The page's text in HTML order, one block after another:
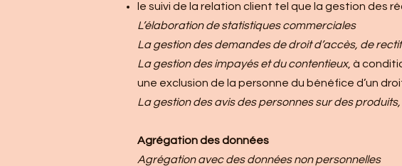
le suivi de la relation client tel que la gestion des
L’élaboration de statistiques commerciales
La gestion des demandes de droit d’accès, de
La gestion des impayés et du contentieux, à
une exclusion de la personne du bénéfice d’un
La gestion des avis des personnes sur des
Agrégation des données
Agrégation avec des données non personnelles